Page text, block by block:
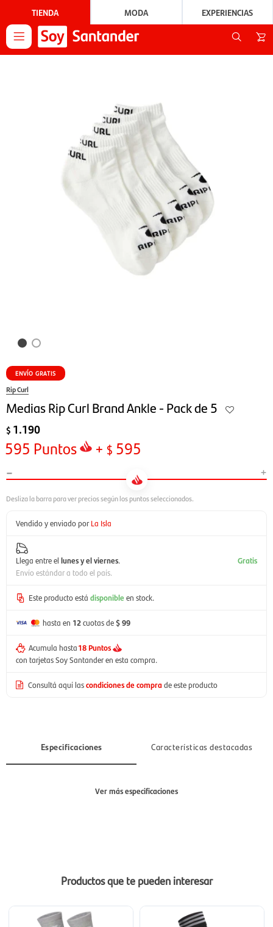
TIENDA MODA EXPERIENCIAS

ENVÍO GRATIS
Rip Curl
Medias Rip Curl Brand Ankle - Pack de 5
$ 1.190
595 Puntos + $ 595
- +
Vendido y enviado por La Isla
Llega entre el lunes y el viernes.
Envío estándar a todo el país.
Gratis
Este producto está disponible en stock.
hasta en 12cuotas de$ 99
Acumula hasta18 Puntos
con tarjetas Soy Santander en esta compra.
Consultá aquí lascondiciones de comprade este producto
Especificaciones Características destacadas
Ver más especificaciones
Productos que te pueden interesar